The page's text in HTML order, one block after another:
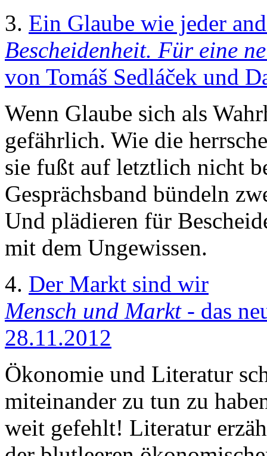
3. Ein Glaube wie jeder
Bescheidenheit. Für eine
von Tomáš Sedláček und
Wenn Glaube sich als
gefährlich. Wie die
sie fußt auf letztlich nicht
Gesprächsband bündeln
Und plädieren für
mit dem Ungewissen.
4. Der Markt sind wir
Mensch und Markt- das
28.11.2012
Ökonomie und Literatur
miteinander zu tun zu
weit gefehlt! Literatur